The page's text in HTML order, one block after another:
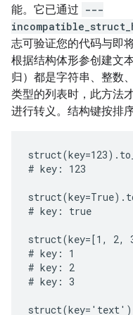
能。它已通过 ---
志可验证您的代码与即
根据结构体形参创建文
归）都是字符串、整数
类型的列表时，此方法
进行转义。结构键按排
# key: 123
# key: true
struct(key=[1, 2,
# key: 1
# key: 2
# key: 3